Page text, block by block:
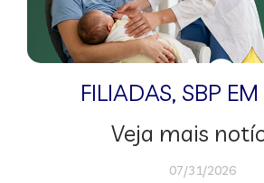
FILIADAS, SBP
Veja mais
07/31/2026